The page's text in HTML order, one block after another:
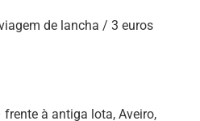
de lancha / 3 euros
à antiga lota, Aveiro,